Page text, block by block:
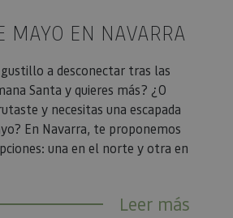
MAYO EN NAVARRA
a desconectar tras las
Santa y quieres más? ¿O
y necesitas una escapada
En Navarra, te proponemos
una en el norte y otra en
Leer más